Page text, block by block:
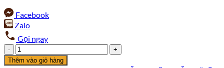
Facebook
Zalo
Gọi ngay
Bàn
Ăn
Thêm vào giỏ hàng